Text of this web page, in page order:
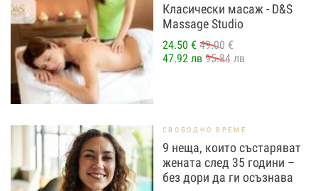
Класически масаж - D&S
Massage Studio
24.50 € 49.00 €
47.92 лв 95.84 лв
СВОБОДНО ВРЕМЕ
9 неща, които състаряват
жената след 35 години –
без дори да ги осъзнава